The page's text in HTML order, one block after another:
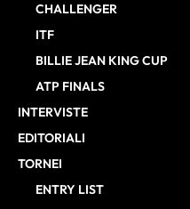
CHALLENGER
ITF
BILLIE JEAN KING CUP
ATP FINALS
INTERVISTE
EDITORIALI
TORNEI
ENTRY LIST